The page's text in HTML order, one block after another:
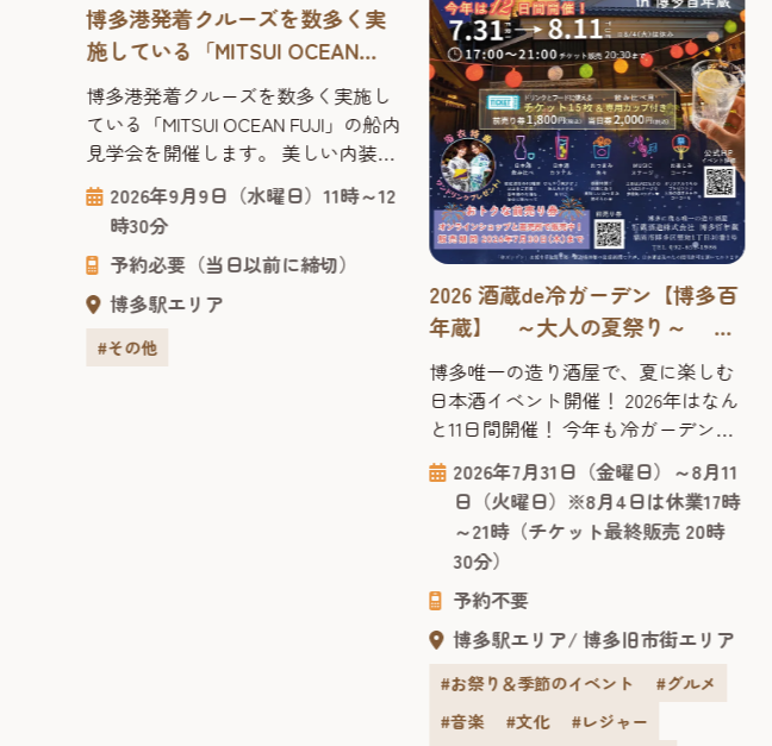
博多港発着クルーズを数多く実
施している「MITSUI OCEAN
FUJI」の船内見学会を開催しま
す！
博多港発着クルーズを数多く実施し
ている「MITSUI OCEAN FUJI」の船内
見学会を開催します。 美しい内装や
ゆったりとした共有スペースなど、
普段はなかなか立ち入ることのでき
ない船内を見学しながら、海の上で
過ごす優雅な旅の雰囲気やクルーズ
船ならではの魅力を間近で体感でき
る貴重な機会です。 申込1回につ
き、2名まで申し込みできますので、
2026年9月9日（水曜日）11時～12
時30分
予約必要（当日以前に締切）
博多駅エリア
#その他
2026 酒蔵de冷ガーデン【博多百
年蔵】 ～大人の夏祭り～ 博
多唯一の造り酒屋で、夏に楽し
む日本酒イベント！
博多唯一の造り酒屋で、夏に楽しむ
日本酒イベント開催！ 2026年はなん
と11日間開催！ 今年も冷ガーデンの
開催が決定！「夏でも日本酒を楽し
んで欲しい！」と始めたこの大人の
夏祭りも今年で10回目。2026年はな
んと11日間にわたって博多唯一の造
り酒屋「博多百年蔵」を会場に、夏
季限定イベント「酒蔵de冷ガーデン
～大人の夏祭り～」が開催されま
す。 7月31日～8月11日の11日間限定
の、地酒・夏...
2026年7月31日（金曜日）～8月11
日（火曜日）※8月4日は休業17時
～21時（チケット最終販売 20時
30分）
予約不要
博多駅エリア
博多旧市街エリア
#お祭り＆季節のイベント
#グルメ
#音楽
#文化
#レジャー